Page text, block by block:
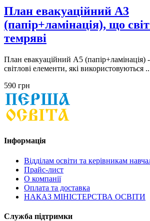
План евакуаційний А3
(папір+ламінація), що
темряві
План евакуаційний А5 (папір+ламінація) -
світлові елементи, які використовуються ..
590 грн
Інформація
Відділам освіти та керівникам
Прайс-лист
О компанії
Оплата та доставка
НАКАЗ МІНІСТЕРСТВА ОСВІТИ
Служба підтримки